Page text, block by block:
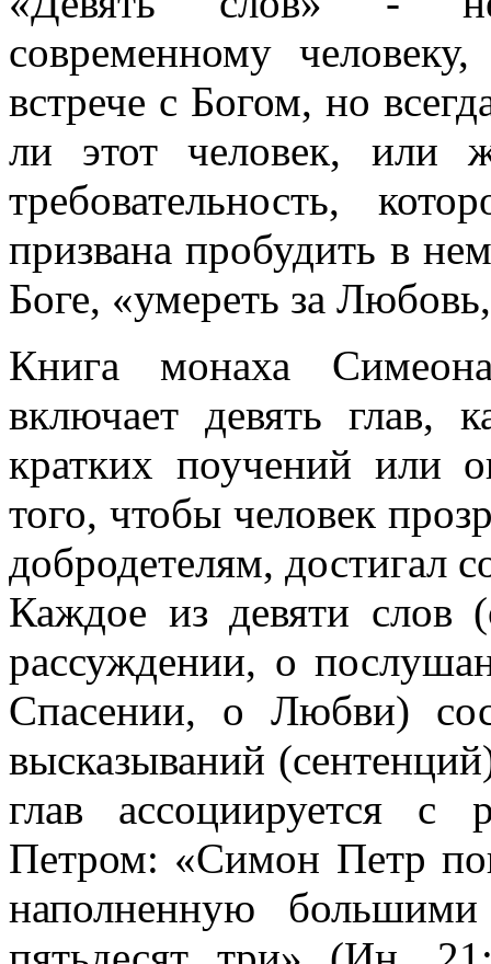
современному
встрече с Богом, но
ли этот человек, или
требовательность,
призвана пробудить в
Боге, «умереть за
Книга монаха
включает девять глав,
кратких поучений или
того, чтобы человек
добродетелям, достигал
Каждое из девяти
рассуждении, о
Спасении, о Любви)
высказываний
глав ассоциируется с
Петром: «Симон Петр
наполненную